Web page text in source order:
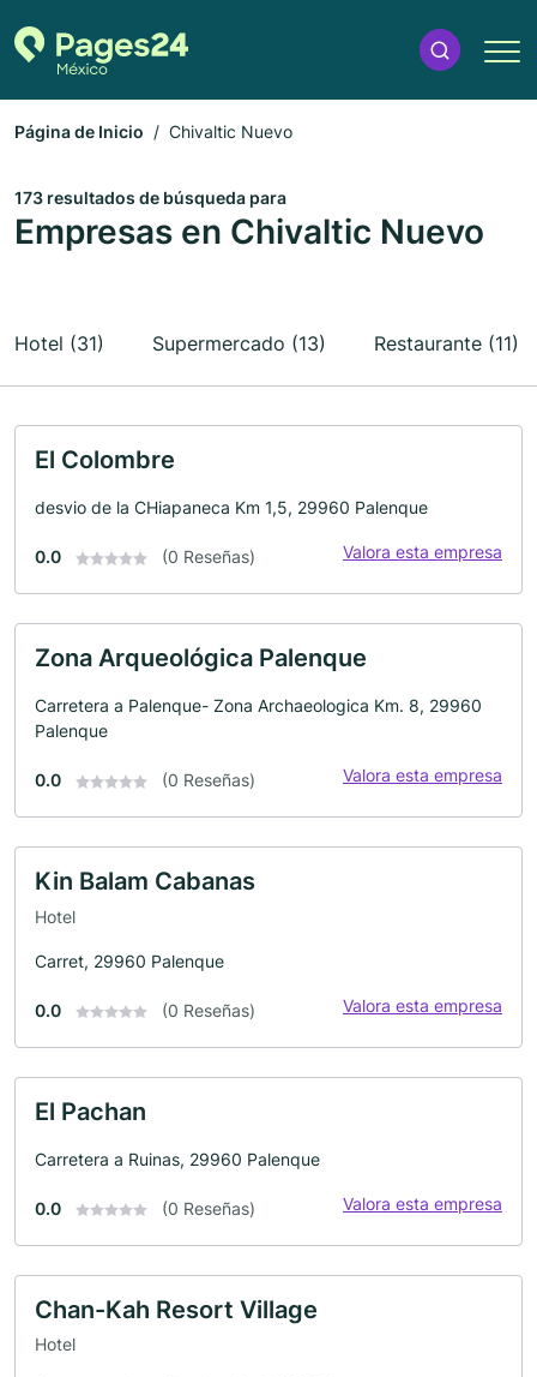
Página de Inicio Chivaltic Nuevo
173 resultados de búsqueda para
Empresas en Chivaltic Nuevo
Hotel (31) Supermercado (13) Restaurante (11)
El Colombre
desvio de la CHiapaneca Km 1,5, 29960 Palenque
0.0 (0 Reseñas) Valora esta empresa
Zona Arqueológica Palenque
Carretera a Palenque- Zona Archaeologica Km. 8, 29960
Palenque
0.0 (0 Reseñas) Valora esta empresa
Kin Balam Cabanas
Hotel
Carret, 29960 Palenque
0.0 (0 Reseñas) Valora esta empresa
El Pachan
Carretera a Ruinas, 29960 Palenque
0.0 (0 Reseñas) Valora esta empresa
Chan-Kah Resort Village
Hotel